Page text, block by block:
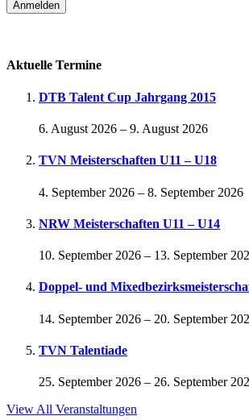
Aktuelle Termine
DTB Talent Cup Jahrgang 2015
6. August 2026 – 9. August 2026
TVN Meisterschaften U11 – U18
4. September 2026 – 8. September 2026
NRW Meisterschaften U11 – U14
10. September 2026 – 13. September
Doppel- und
14. September 2026 – 20. September
TVN Talentiade
25. September 2026 – 26. September
View All Veranstaltungen